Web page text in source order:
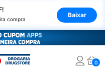
compra
Baixar
0